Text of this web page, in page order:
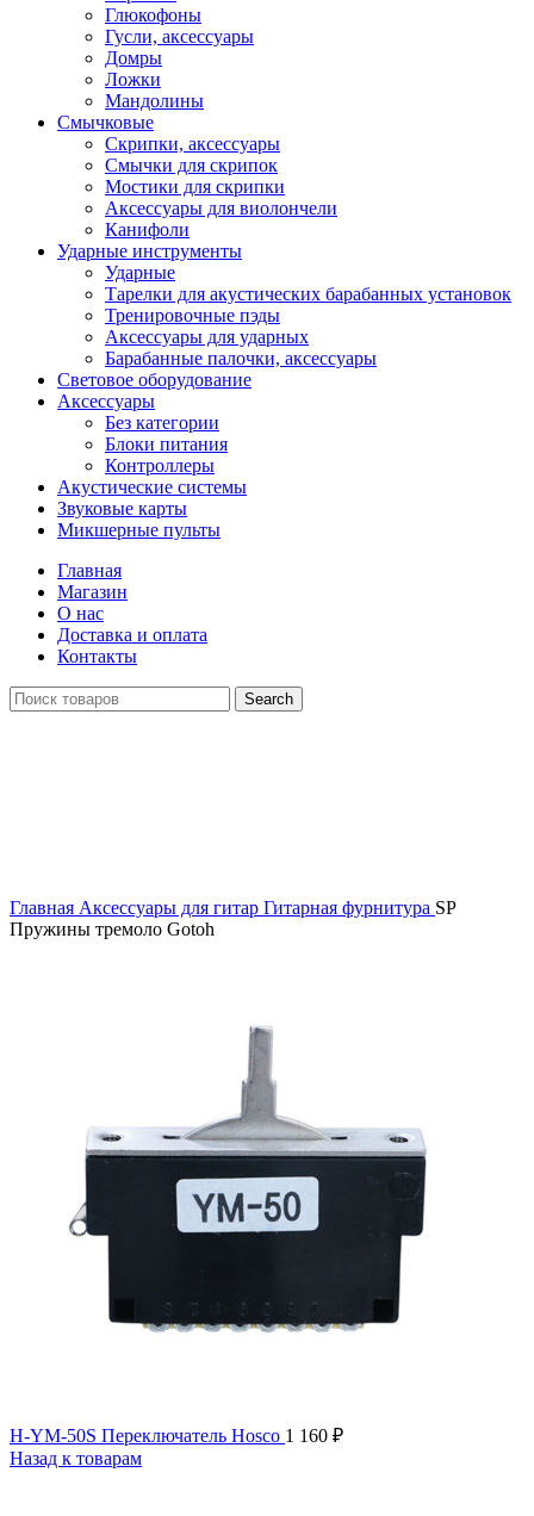
Глюкофоны
Гусли, аксессуары
Домры
Ложки
Мандолины
Смычковые
Скрипки, аксессуары
Смычки для скрипок
Мостики для скрипки
Аксессуары для виолончели
Канифоли
Ударные инструменты
Ударные
Тарелки для акустических барабанных установок
Тренировочные пэды
Аксессуары для ударных
Барабанные палочки, аксессуары
Световое оборудование
Аксессуары
Без категории
Блоки питания
Контроллеры
Акустические системы
Звуковые карты
Микшерные пульты
Главная
Магазин
О нас
Доставка и оплата
Контакты
Search
Главная Аксессуары для гитар Гитарная фурнитура SP
Пружины тремоло Gotoh
H-YM-50S Переключатель Hosco 1 160 ₽
Назад к товарам